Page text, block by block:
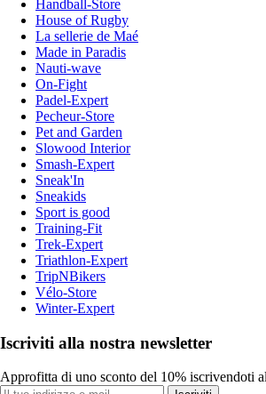
Handball-Store
House of Rugby
La sellerie de Maé
Made in Paradis
Nauti-wave
On-Fight
Padel-Expert
Pecheur-Store
Pet and Garden
Slowood Interior
Smash-Expert
Sneak'In
Sneakids
Sport is good
Training-Fit
Trek-Expert
Triathlon-Expert
TripNBikers
Vélo-Store
Winter-Expert
Iscriviti alla nostra newsletter
Approfitta di uno sconto del 10% iscrivendoti